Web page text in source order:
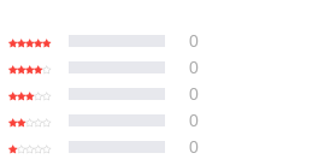
0
0
0
0
0